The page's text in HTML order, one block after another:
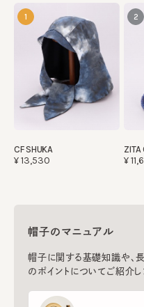
1
CF SHUKA
¥13,530
2
ZITA
帽子のマニュアル
帽子に関する基礎知識や、
のポイントについてご紹介し